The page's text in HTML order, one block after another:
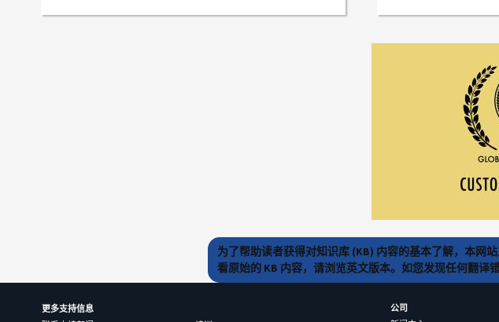
为了帮助读者获得对知识库 (KB) 内容的基本了解，本网
看原始的 KB 内容，请浏览英文版本。如您发现任何翻译
更多支持信息
公司